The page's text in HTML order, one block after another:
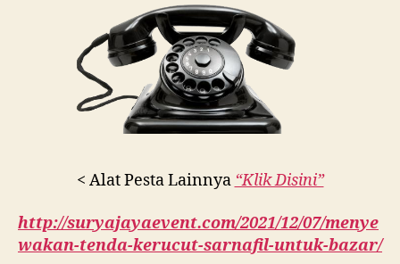
< Alat Pesta Lainnya “Klik Disini”
http://suryajayaevent.com/2021/12/07/menye
wakan-tenda-kerucut-sarnafil-untuk-bazar/